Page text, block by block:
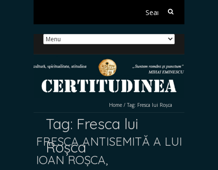
Search
Home / Tag: Fresca lui Roșca
Tag: Fresca lui
Roșca
FRESCA ANTISEMITĂ A LUI
IOAN ROȘCA,